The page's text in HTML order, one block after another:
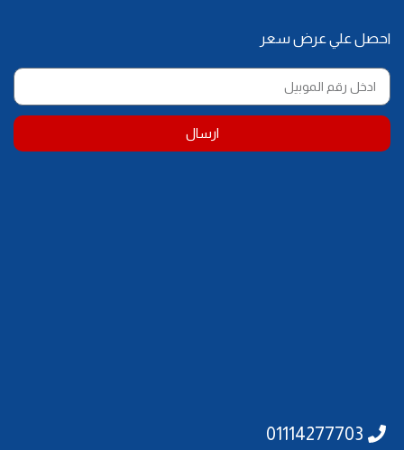
احصل علي عرض سعر
ارسال
01114277703